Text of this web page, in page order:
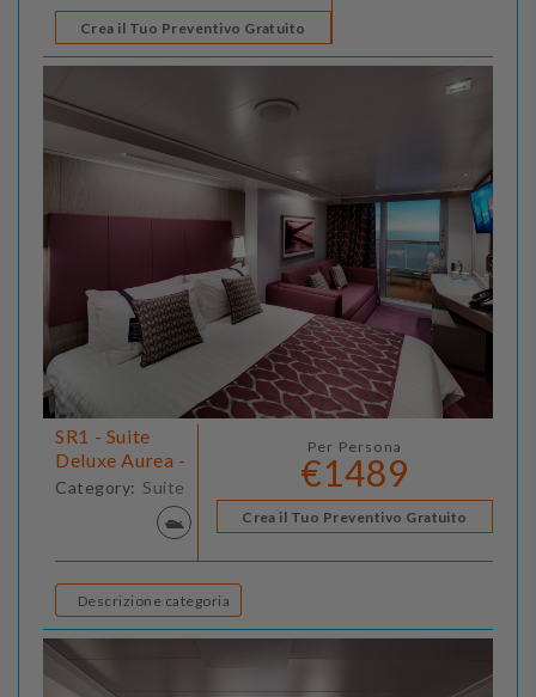
Crea il Tuo Preventivo Gratuito
SR1 - Suite
Deluxe Aurea -
Category: Suite
Per Persona
€1489
Crea il Tuo Preventivo Gratuito
Descrizione categoria